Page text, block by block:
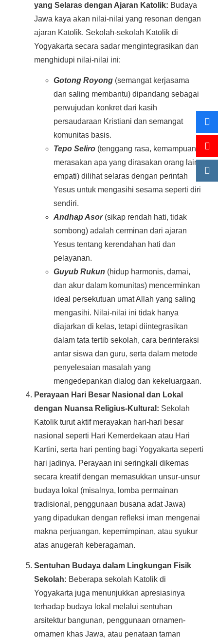
yang Selaras dengan Ajaran Katolik: Budaya
Jawa kaya akan nilai-nilai yang resonan dengan
ajaran Katolik. Sekolah-sekolah Katolik di
Yogyakarta secara sadar mengintegrasikan dan
menghidupi nilai-nilai ini:
Gotong Royong (semangat kerjasama
dan saling membantu) dipandang sebagai
perwujudan konkret dari kasih
persaudaraan Kristiani dan semangat
komunitas basis.
Tepo Seliro (tenggang rasa, kemampuan
merasakan apa yang dirasakan orang lain,
empati) dilihat selaras dengan perintah
Yesus untuk mengasihi sesama seperti diri
sendiri.
Andhap Asor(sikap rendah hati, tidak
sombong) adalah cerminan dari ajaran
Yesus tentang kerendahan hati dan
pelayanan.
Guyub Rukun (hidup harmonis, damai,
dan akur dalam komunitas) mencerminkan
ideal persekutuan umat Allah yang saling
mengasihi. Nilai-nilai ini tidak hanya
diajarkan di kelas, tetapi diintegrasikan
dalam tata tertib sekolah, cara berinteraksi
antar siswa dan guru, serta dalam metode
penyelesaian masalah yang
mengedepankan dialog dan kekeluargaan.
Perayaan Hari Besar Nasional dan Lokal
dengan Nuansa Religius-Kultural: Sekolah
Katolik turut aktif merayakan hari-hari besar
nasional seperti Hari Kemerdekaan atau Hari
Kartini, serta hari penting bagi Yogyakarta seperti
hari jadinya. Perayaan ini seringkali dikemas
secara kreatif dengan memasukkan unsur-unsur
budaya lokal (misalnya, lomba permainan
tradisional, penggunaan busana adat Jawa)
yang dipadukan dengan refleksi iman mengenai
makna perjuangan, kepemimpinan, atau syukur
atas anugerah keberagaman.
Sentuhan Budaya dalam Lingkungan Fisik
Sekolah: Beberapa sekolah Katolik di
Yogyakarta juga menunjukkan apresiasinya
terhadap budaya lokal melalui sentuhan
arsitektur bangunan, penggunaan ornamen-
ornamen khas Jawa, atau penataan taman